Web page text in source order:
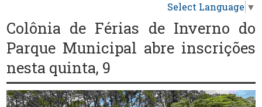
Select Language ▼
Colônia de Férias de Inverno do
Parque Municipal abre inscrições
nesta quinta, 9